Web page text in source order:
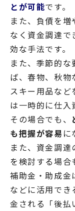
とが可能です。
また、負債を
なく資金調達で
効な手法です。
また、季節的
ば、春物、秋物
スキー用品など
は一時的に仕入
その場合でも、
も把握が容易 に
また、資金調
を検討する場合
補助金・助成金
などに活用でき
金される「後払